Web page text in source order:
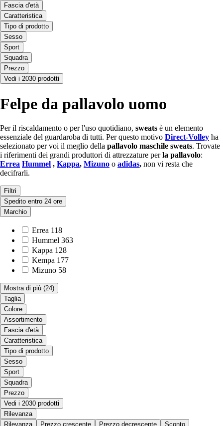
Fascia d'età
Caratteristica
Tipo di prodotto
Sesso
Sport
Squadra
Prezzo
Vedi i 2030 prodotti
Felpe da pallavolo uomo
Per il riscaldamento o per l'uso quotidiano, sweats è un elemento
essenziale del guardaroba di tutti. Per questo motivo Direct-Volley ha
selezionato per voi il meglio della pallavolo maschile sweats. Trovate
i riferimenti dei grandi produttori di attrezzature perla pallavolo:
Errea Hummel , Kappa, Mizuno o adidas, non vi resta che
decifrarli.
Filtri
Spedito entro 24 ore
Marchio
Errea 118
Hummel 363
Kappa 128
Kempa 177
Mizuno 58
Mostra di più (24)
Taglia
Colore
Assortimento
Fascia d'età
Caratteristica
Tipo di prodotto
Sesso
Sport
Squadra
Prezzo
Vedi i 2030 prodotti
Rilevanza
Rilevanza
Prezzo crescente Prezzo decrescente Sconto